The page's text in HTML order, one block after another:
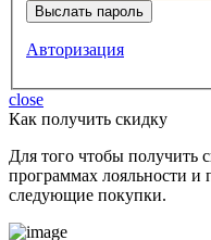
Авторизация
close
Как получить скидку
Для того чтобы получить
программах лояльности и
следующие покупки.